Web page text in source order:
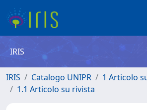
IRIS
IRIS Catalogo UNIPR
1 Articolo
1.1 Articolo su rivista